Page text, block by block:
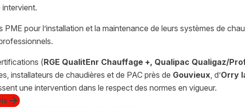
PME pour l’installation et la maintenance de leurs systèmes de
(RGE QualitEnr Chauffage +, Qualipac Qualigaz/
installateurs de chaudières et de PAC près de Gouvieux , d’Orry
une intervention dans le respect des normes en vigueur.
arrow_forward